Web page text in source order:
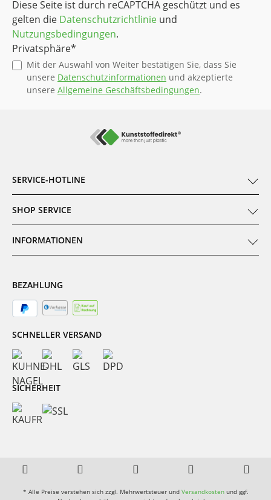
Diese Seite ist durch reCAPTCHA geschützt und es
gelten die Datenschutzrichtlinie und
Nutzungsbedingungen.
Privatsphäre*
Mit der Auswahl von Weiter bestätigen Sie, dass Sie
unsere Datenschutzinformationen und akzeptierte
unsere Allgemeine Geschäftsbedingungen.
SERVICE-HOTLINE
SHOP SERVICE
INFORMATIONEN
BEZAHLUNG
SCHNELLER VERSAND
SICHERHEIT
* Alle Preise verstehen sich zzgl. Mehrwertsteuer und Versandkostenund ggf.